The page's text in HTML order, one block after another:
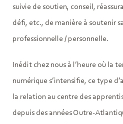
suivie de soutien, conseil,
défi, etc., de manière à soutenir
professionnelle / personnelle.
Inédit chez nous à l’heure où la
numérique s’intensifie, ce type
la relation au centre des
depuis des années Outre-